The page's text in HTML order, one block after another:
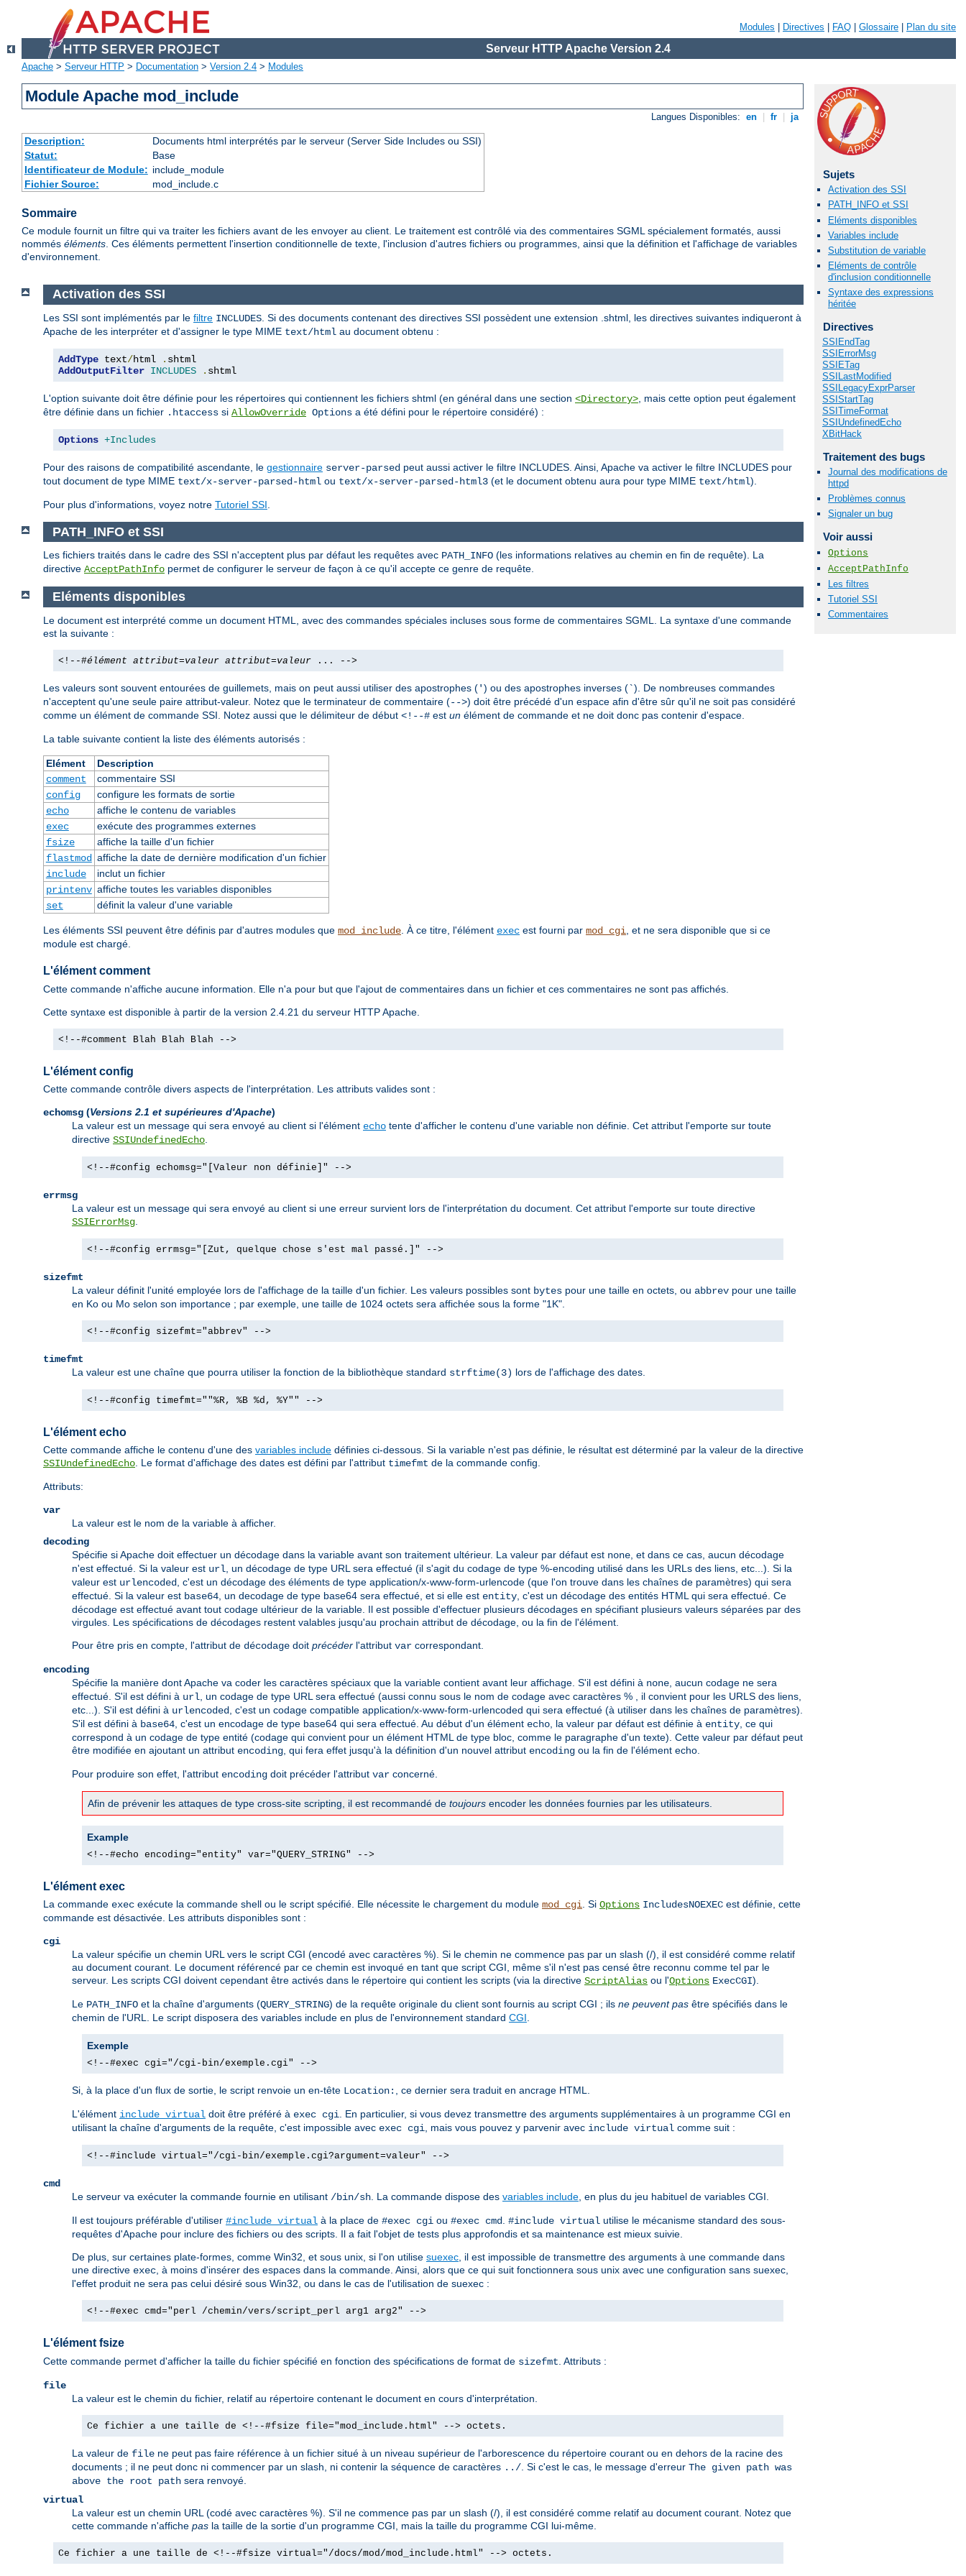
Modules Directives FAQ Glossaire Plan du site
Serveur HTTP Apache Version 2.4
Apache > Serveur HTTP > Documentation > Version 2.4 > Modules
Module Apache mod_include
Langues Disponibles: en fr ja
Description:
Documents html interprétés par le serveur (Server Side Includes ou SSI)
Statut:
Base
Identificateur de Module: include_module
Fichier Source:
mod_include.c
Sommaire
Ce module fournit un filtre qui va traiter les fichiers avant de les envoyer au client. Le traitement est contrôlé via des commentaires SGML spécialement formatés, aussi
nommés éléments. Ces éléments permettent l'insertion conditionnelle de texte, l'inclusion d'autres fichiers ou programmes, ainsi que la définition et l'affichage de variables
d'environnement.
Sujets
Activation des SSI
PATH_INFO et SSI
Eléments disponibles
Variables include
Substitution de variable
Eléments de contrôle
d'inclusion conditionnelle
Syntaxe des expressions
héritée
Directives
SSIEndTag
SSIErrorMsg
SSIETag
SSILastModified
SSILegacyExprParser
SSIStartTag
SSITimeFormat
SSIUndefinedEcho
XBitHack
Traitement des bugs
Journal des modifications de
httpd
Problèmes connus
Signaler un bug
Voir aussi
Options
AcceptPathInfo
Les filtres
Tutoriel SSI
Commentaires
Activation des SSI
Les SSI sont implémentés par le filtre INCLUDES . Si des documents contenant des directives SSI possèdent une extension .shtml, les directives suivantes indiqueront à
Apache de les interpréter et d'assigner le type MIME text/html au document obtenu :
AddType text/html .
AddOutputFilter INCLUDES . shtml
L'option suivante doit être définie pour les répertoires qui contiennent les fichiers shtml (en général dans une section <Directory> , mais cette option peut également
être définie dans un fichier .htaccess si AllowOverride Options a été défini pour le répertoire considéré) :
Options +Includes
Pour des raisons de compatibilité ascendante, le gestionnaire server-parsed peut aussi activer le filtre INCLUDES. Ainsi, Apache va activer le filtre INCLUDES pour
tout document de type MIME text/x-server-parsed-html ou text/x-server-parsed-html3 (et le document obtenu aura pour type MIME text/html).
Pour plus d'informations, voyez notre Tutoriel SSI
PATH_INFO et SSI
Les fichiers traités dans le cadre des SSI n'acceptent plus par défaut les requêtes avec PATH_INFO (les informations relatives au chemin en fin de requête). La
directive AcceptPathInfo permet de configurer le serveur de façon à ce qu'il accepte ce genre de requête.
Eléments disponibles
Le document est interprété comme un document HTML, avec des commandes spéciales incluses sous forme de commentaires SGML. La syntaxe d'une commande
est la suivante :
<!--#élément attribut=valeur attribut=valeur ... -->
Les valeurs sont souvent entourées de guillemets, mais on peut aussi utiliser des apostrophes (') ou des apostrophes inverses (`). De nombreuses commandes
n'acceptent qu'une seule paire attribut-valeur. Notez que le terminateur de commentaire (-->) doit être précédé d'un espace afin d'être sûr qu'il ne soit pas considéré
comme un élément de commande SSI. Notez aussi que le délimiteur de début <!--# est un élément de commande et ne doit donc pas contenir d'espace.
La table suivante contient la liste des éléments autorisés :
Elément
Description
comment
commentaire SSI
config
configure les formats de sortie
echo
affiche le contenu de variables
exec
exécute des programmes externes
fsize
affiche la taille d'un fichier
flastmod affiche la date de dernière modification d'un fichier
include
inclut un fichier
printenv affiche toutes les variables disponibles
set
définit la valeur d'une variable
Les éléments SSI peuvent être définis par d'autres modules que mod_include . À ce titre, l'élément exec est fourni par mod_cgi , et ne sera disponible que si ce
module est chargé.
L'élément comment
Cette commande n'affiche aucune information. Elle n'a pour but que l'ajout de commentaires dans un fichier et ces commentaires ne sont pas affichés.
Cette syntaxe est disponible à partir de la version 2.4.21 du serveur HTTP Apache.
<!--#comment Blah Blah Blah -->
L'élément config
Cette commande contrôle divers aspects de l'interprétation. Les attributs valides sont :
echomsg (Versions 2.1 et supérieures d'Apache)
La valeur est un message qui sera envoyé au client si l'élément echo tente d'afficher le contenu d'une variable non définie. Cet attribut l'emporte sur toute
directive SSIUndefinedEcho
<!--#config echomsg="[Valeur non définie]" -->
errmsg
La valeur est un message qui sera envoyé au client si une erreur survient lors de l'interprétation du document. Cet attribut l'emporte sur toute directive
SSIErrorMsg
<!--#config errmsg="[Zut, quelque chose s'est mal passé.]" -->
sizefmt
La valeur définit l'unité employée lors de l'affichage de la taille d'un fichier. Les valeurs possibles sont bytes pour une taille en octets, ou abbrev pour une taille
en Ko ou Mo selon son importance ; par exemple, une taille de 1024 octets sera affichée sous la forme "1K".
<!--#config sizefmt="abbrev" -->
timefmt
La valeur est une chaîne que pourra utiliser la fonction de la bibliothèque standard strftime(3) lors de l'affichage des dates.
<!--#config timefmt=""%R, %B %d, %Y"" -->
L'élément echo
Cette commande affiche le contenu d'une des variables include définies ci-dessous. Si la variable n'est pas définie, le résultat est déterminé par la valeur de la directive
SSIUndefinedEcho . Le format d'affichage des dates est défini par l'attribut timefmt de la commande config.
Attributs:
var
La valeur est le nom de la variable à afficher.
decoding
Spécifie si Apache doit effectuer un décodage dans la variable avant son traitement ultérieur. La valeur par défaut est none , et dans ce cas, aucun décodage
n'est effectué. Si la valeur est url , un décodage de type URL sera effectué (il s'agit du codage de type %-encoding utilisé dans les URLs des liens, etc...). Si la
valeur est urlencoded
, c'est un décodage des éléments de type application/x-www-form-urlencode (que l'on trouve dans les chaînes de paramètres) qui sera
effectué. Si la valeur est base64 , un decodage de type base64 sera effectué, et si elle est entity , c'est un décodage des entités HTML qui sera effectué. Ce
décodage est effectué avant tout codage ultérieur de la variable. Il est possible d'effectuer plusieurs décodages en spécifiant plusieurs valeurs séparées par des
virgules. Les spécifications de décodages restent valables jusqu'au prochain attribut de décodage, ou la fin de l'élément.
Pour être pris en compte, l'attribut de décodage doit précéder l'attribut var correspondant.
encoding
Spécifie la manière dont Apache va coder les caractères spéciaux que la variable contient avant leur affichage. S'il est défini à none , aucun codage ne sera
effectué. S'il est défini à url , un codage de type URL sera effectué (aussi connu sous le nom de codage avec caractères % , il convient pour les URLS des liens,
etc...). S'il est défini à urlencoded
, c'est un codage compatible application/x-www-form-urlencoded qui sera effectué (à utiliser dans les chaînes de paramètres).
S'il est défini à base64 , c'est un encodage de type base64 qui sera effectué. Au début d'un élément echo , la valeur par défaut est définie à entity , ce qui
correspond à un codage de type entité (codage qui convient pour un élément HTML de type bloc, comme le paragraphe d'un texte). Cette valeur par défaut peut
être modifiée en ajoutant un attribut encoding , qui fera effet jusqu'à la définition d'un nouvel attribut encoding ou la fin de l'élément echo.
Pour produire son effet, l'attribut encoding doit précéder l'attribut var concerné.
Afin de prévenir les attaques de type cross-site scripting, il est recommandé de toujours encoder les données fournies par les utilisateurs.
Example
<!--#echo encoding="entity" var="QUERY_STRING" -->
L'élément exec
La commande exec exécute la commande shell ou le script spécifié. Elle nécessite le chargement du module mod_cgi. Si Options IncludesNOEXEC est définie, cette
commande est désactivée. Les attributs disponibles sont :
cgi
La valeur spécifie un chemin URL vers le script CGI (encodé avec caractères %). Si le chemin ne commence pas par un slash (/), il est considéré comme relatif
au document courant. Le document référencé par ce chemin est invoqué en tant que script CGI, même s'il n'est pas censé être reconnu comme tel par le
serveur. Les scripts CGI doivent cependant être activés dans le répertoire qui contient les scripts (via la directive ScriptAlias ou l'Options ExecCGI).
Le PATH_INFO et la chaîne d'arguments (QUERY_STRING) de la requête originale du client sont fournis au script CGI ; ils ne peuvent pas être spécifiés dans le
chemin de l'URL. Le script disposera des variables include en plus de l'environnement standard CGI.
Exemple
<!--#exec cgi="/cgi-bin/exemple.cgi" -->
Si, à la place d'un flux de sortie, le script renvoie un en-tête Location: , ce dernier sera traduit en ancrage HTML.
L'élément include virtual doit être préféré à exec cgi. En particulier, si vous devez transmettre des arguments supplémentaires à un programme CGI en
utilisant la chaîne d'arguments de la requête, c'est impossible avec exec cgi, mais vous pouvez y parvenir avec include virtual comme suit :
<!--#include virtual="/cgi-bin/exemple.cgi?argument=valeur" -->
cmd
Le serveur va exécuter la commande fournie en utilisant /bin/sh. La commande dispose des variables include, en plus du jeu habituel de variables CGI.
Il est toujours préférable d'utiliser #include virtual à la place de #exec cgi ou #exec cmd. #include virtual utilise le mécanisme standard des sous-
requêtes d'Apache pour inclure des fichiers ou des scripts. Il a fait l'objet de tests plus approfondis et sa maintenance est mieux suivie.
De plus, sur certaines plate-formes, comme Win32, et sous unix, si l'on utilise suexec, il est impossible de transmettre des arguments à une commande dans
une directive exec, à moins d'insérer des espaces dans la commande. Ainsi, alors que ce qui suit fonctionnera sous unix avec une configuration sans suexec,
l'effet produit ne sera pas celui désiré sous Win32, ou dans le cas de l'utilisation de suexec :
<!--#exec cmd="perl /chemin/vers/script_perl arg1 arg2" -->
L'élément fsize
Cette commande permet d'afficher la taille du fichier spécifié en fonction des spécifications de format de sizefmt . Attributs :
file
La valeur est le chemin du fichier, relatif au répertoire contenant le document en cours d'interprétation.
Ce fichier a une taille de <!--#fsize file="mod_include.html" --> octets.
La valeur de file ne peut pas faire référence à un fichier situé à un niveau supérieur de l'arborescence du répertoire courant ou en dehors de la racine des
documents ; il ne peut donc ni commencer par un slash, ni contenir la séquence de caractères ../ . Si c'est le cas, le message d'erreur The given path was
above the root path sera renvoyé.
virtual
La valeur est un chemin URL (codé avec caractères %). S'il ne commence pas par un slash (/), il est considéré comme relatif au document courant. Notez que
cette commande n'affiche pas la taille de la sortie d'un programme CGI, mais la taille du programme CGI lui-même.
Ce fichier a une taille de <!--#fsize virtual="/docs/mod/mod_include.html" --> octets.